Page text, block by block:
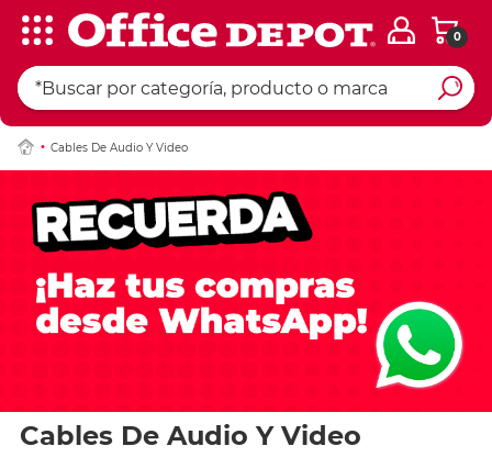
0
Cables De Audio Y Video
Cables De Audio Y Video